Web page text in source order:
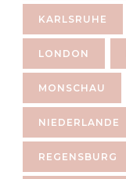
KARLSRUHE
LONDON
MONSCHAU
NIEDERLANDE
REGENSBURG